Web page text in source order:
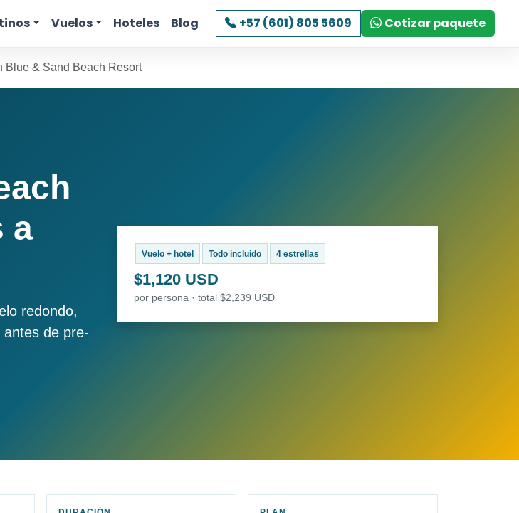
Vuelos Hoteles Blog +57 (601) 805 5609 Cotizar paquete
Blue & Sand Beach Resort
a
redondo,
de pre-
Vuelo + hotel Todo incluido 4 estrellas
$1,120 USD
por persona · total $2,239 USD